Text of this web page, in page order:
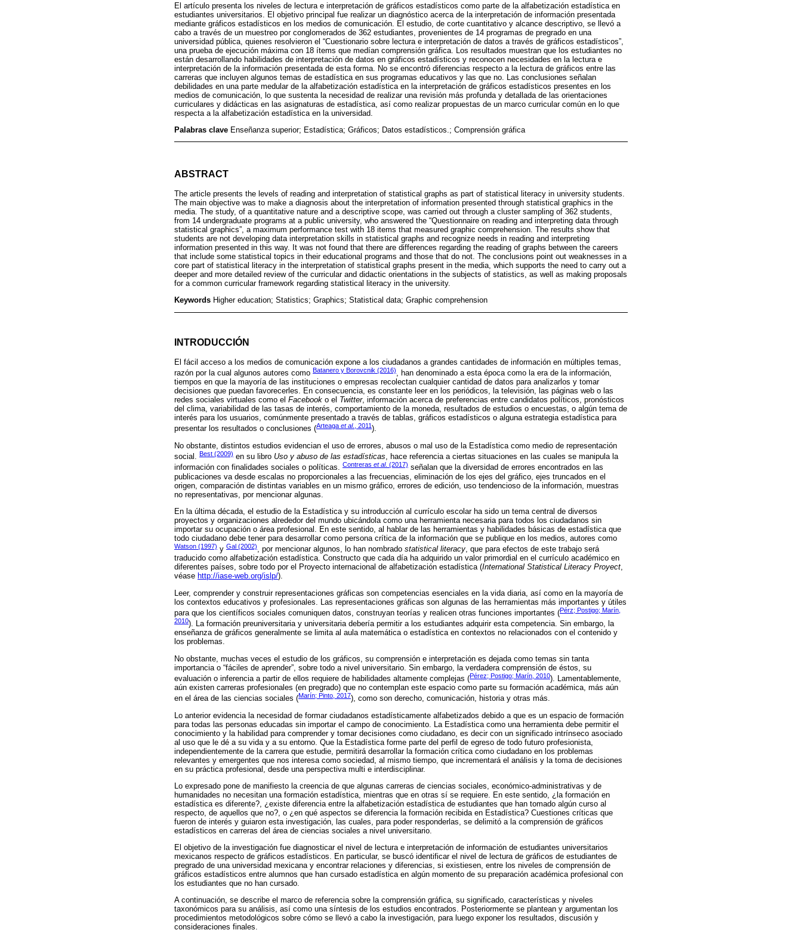
El artículo presenta los niveles de lectura e interpretación de gráficos estadísticos como parte de la alfabetización estadística en
estudiantes universitarios. El objetivo principal fue realizar un diagnóstico acerca de la interpretación de información presentada
mediante gráficos estadísticos en los medios de comunicación. El estudio, de corte cuantitativo y alcance descriptivo, se llevó a
cabo a través de un muestreo por conglomerados de 362 estudiantes, provenientes de 14 programas de pregrado en una
universidad pública, quienes resolvieron el “Cuestionario sobre lectura e interpretación de datos a través de gráficos estadísticos”,
una prueba de ejecución máxima con 18 ítems que medían comprensión gráfica. Los resultados muestran que los estudiantes no
están desarrollando habilidades de interpretación de datos en gráficos estadísticos y reconocen necesidades en la lectura e
interpretación de la información presentada de esta forma. No se encontró diferencias respecto a la lectura de gráficos entre las
carreras que incluyen algunos temas de estadística en sus programas educativos y las que no. Las conclusiones señalan
debilidades en una parte medular de la alfabetización estadística en la interpretación de gráficos estadísticos presentes en los
medios de comunicación, lo que sustenta la necesidad de realizar una revisión más profunda y detallada de las orientaciones
curriculares y didácticas en las asignaturas de estadística, así como realizar propuestas de un marco curricular común en lo que
respecta a la alfabetización estadística en la universidad.
Palabras clave Enseñanza superior; Estadística; Gráficos; Datos estadísticos.; Comprensión gráfica
ABSTRACT
The article presents the levels of reading and interpretation of statistical graphs as part of statistical literacy in university students.
The main objective was to make a diagnosis about the interpretation of information presented through statistical graphics in the
media. The study, of a quantitative nature and a descriptive scope, was carried out through a cluster sampling of 362 students,
from 14 undergraduate programs at a public university, who answered the “Questionnaire on reading and interpreting data through
statistical graphics”, a maximum performance test with 18 items that measured graphic comprehension. The results show that
students are not developing data interpretation skills in statistical graphs and recognize needs in reading and interpreting
information presented in this way. It was not found that there are differences regarding the reading of graphs between the careers
that include some statistical topics in their educational programs and those that do not. The conclusions point out weaknesses in a
core part of statistical literacy in the interpretation of statistical graphs present in the media, which supports the need to carry out a
deeper and more detailed review of the curricular and didactic orientations in the subjects of statistics, as well as making proposals
for a common curricular framework regarding statistical literacy in the university.
Keywords Higher education; Statistics; Graphics; Statistical data; Graphic comprehension
INTRODUCCIÓN
El fácil acceso a los medios de comunicación expone a los ciudadanos a grandes cantidades de información en múltiples temas,
razón por la cual algunos autores como Batanero y Borovcnik (2016), han denominado a esta época como la era de la información,
tiempos en que la mayoría de las instituciones o empresas recolectan cualquier cantidad de datos para analizarlos y tomar
decisiones que puedan favorecerles. En consecuencia, es constante leer en los periódicos, la televisión, las páginas web o las
redes sociales virtuales como el Facebook o el Twitter, información acerca de preferencias entre candidatos políticos, pronósticos
del clima, variabilidad de las tasas de interés, comportamiento de la moneda, resultados de estudios o encuestas, o algún tema de
interés para los usuarios, comúnmente presentado a través de tablas, gráficos estadísticos o alguna estrategia estadística para
presentar los resultados o conclusiones (Arteaga et al., 2011).
No obstante, distintos estudios evidencian el uso de errores, abusos o mal uso de la Estadística como medio de representación
social. Best (2009) en su libro Uso y abuso de las estadísticas, hace referencia a ciertas situaciones en las cuales se manipula la
información con finalidades sociales o políticas. Contreras et al. (2017) señalan que la diversidad de errores encontrados en las
publicaciones va desde escalas no proporcionales a las frecuencias, eliminación de los ejes del gráfico, ejes truncados en el
origen, comparación de distintas variables en un mismo gráfico, errores de edición, uso tendencioso de la información, muestras
no representativas, por mencionar algunas.
En la última década, el estudio de la Estadística y su introducción al currículo escolar ha sido un tema central de diversos
proyectos y organizaciones alrededor del mundo ubicándola como una herramienta necesaria para todos los ciudadanos sin
importar su ocupación o área profesional. En este sentido, al hablar de las herramientas y habilidades básicas de estadística que
todo ciudadano debe tener para desarrollar como persona crítica de la información que se publique en los medios, autores como
Watson (1997) y Gal (2002), por mencionar algunos, lo han nombrado statistical literacy, que para efectos de este trabajo será
traducido como alfabetización estadística. Constructo que cada día ha adquirido un valor primordial en el currículo académico en
diferentes países, sobre todo por el Proyecto internacional de alfabetización estadística (International Statistical Literacy Proyect,
véase http://iase-web.org/islp/).
Leer, comprender y construir representaciones gráficas son competencias esenciales en la vida diaria, así como en la mayoría de
los contextos educativos y profesionales. Las representaciones gráficas son algunas de las herramientas más importantes y útiles
para que los científicos sociales comuniquen datos, construyan teorías y realicen otras funciones importantes (Pérz; Postigo; Marín,
2010). La formación preuniversitaria y universitaria debería permitir a los estudiantes adquirir esta competencia. Sin embargo, la
enseñanza de gráficos generalmente se limita al aula matemática o estadística en contextos no relacionados con el contenido y
los problemas.
No obstante, muchas veces el estudio de los gráficos, su comprensión e interpretación es dejada como temas sin tanta
importancia o “fáciles de aprender”, sobre todo a nivel universitario. Sin embargo, la verdadera comprensión de éstos, su
evaluación o inferencia a partir de ellos requiere de habilidades altamente complejas (Pérez; Postigo; Marín, 2010). Lamentablemente,
aún existen carreras profesionales (en pregrado) que no contemplan este espacio como parte su formación académica, más aún
en el área de las ciencias sociales (Marín; Pinto, 2017), como son derecho, comunicación, historia y otras más.
Lo anterior evidencia la necesidad de formar ciudadanos estadísticamente alfabetizados debido a que es un espacio de formación
para todas las personas educadas sin importar el campo de conocimiento. La Estadística como una herramienta debe permitir el
conocimiento y la habilidad para comprender y tomar decisiones como ciudadano, es decir con un significado intrínseco asociado
al uso que le dé a su vida y a su entorno. Que la Estadística forme parte del perfil de egreso de todo futuro profesionista,
independientemente de la carrera que estudie, permitirá desarrollar la formación crítica como ciudadano en los problemas
relevantes y emergentes que nos interesa como sociedad, al mismo tiempo, que incrementará el análisis y la toma de decisiones
en su práctica profesional, desde una perspectiva multi e interdisciplinar.
Lo expresado pone de manifiesto la creencia de que algunas carreras de ciencias sociales, económico-administrativas y de
humanidades no necesitan una formación estadística, mientras que en otras sí se requiere. En este sentido, ¿la formación en
estadística es diferente?, ¿existe diferencia entre la alfabetización estadística de estudiantes que han tomado algún curso al
respecto, de aquellos que no?, o ¿en qué aspectos se diferencia la formación recibida en Estadística? Cuestiones críticas que
fueron de interés y guiaron esta investigación, las cuales, para poder responderlas, se delimitó a la comprensión de gráficos
estadísticos en carreras del área de ciencias sociales a nivel universitario.
El objetivo de la investigación fue diagnosticar el nivel de lectura e interpretación de información de estudiantes universitarios
mexicanos respecto de gráficos estadísticos. En particular, se buscó identificar el nivel de lectura de gráficos de estudiantes de
pregrado de una universidad mexicana y encontrar relaciones y diferencias, si existiesen, entre los niveles de comprensión de
gráficos estadísticos entre alumnos que han cursado estadística en algún momento de su preparación académica profesional con
los estudiantes que no han cursado.
A continuación, se describe el marco de referencia sobre la comprensión gráfica, su significado, características y niveles
taxonómicos para su análisis, así como una síntesis de los estudios encontrados. Posteriormente se plantean y argumentan los
procedimientos metodológicos sobre cómo se llevó a cabo la investigación, para luego exponer los resultados, discusión y
consideraciones finales.